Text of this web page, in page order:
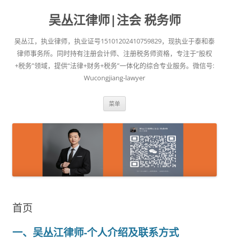
吴丛江律师|注会 税务师
吴丛江，执业律师，执业证号15101202410759829，现执业于泰和泰
律师事务所。同时持有注册会计师、注册税务师资格，专注于“股权
+税务”领域，提供“法律+财务+税务”一体化的综合专业服务。微信号:
Wucongjiang-lawyer
菜单
文
首页
一、吴丛江律师-个人介绍及联系方式